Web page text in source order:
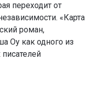
переходит от
«Карта
роман,
Оу как одного из